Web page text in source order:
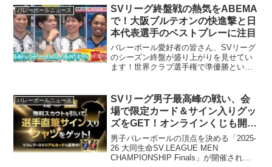
の動画は、バレーボール初心者から観戦
をより深く楽しみたい方まで、誰もがバ
レーボールの魅力を再発見し、プレーへ
の意欲を高めるきっかけとなるでしょ
う。
バレーボールニュース
SVリーグ終盤戦の熱気をABEMA
で！大阪ブルテオンの快進撃と日
本代表選手のベストプレーに注目
バレーボール愛好者の皆さん、SVリーグ
のシーズン終盤が盛り上がりを見せてい
ます！世界クラブ選手権で準優勝という
レーやリーグ優勝への意気込みを語りま
した。日本代表選手たちの活躍は、きっ
と皆さんのプレーへの意欲を高めるは
ず！さらに、SVリーグのレギュラーシー
ズン最終戦の無料生中継情報もお届けし
ます。仲間とのバレーボールライフをさ
らに充実させるヒントが満載です！
バレーボールニュース
SVリーグ男子最高峰の戦い、会
場で限定カード＆サイン入りグッ
ズをGET！オンラインくじも開催
中！
男子バレーボールの頂点を決める「2025-
26 大同生命SV.LEAGUE MEN
CHAMPIONSHIP Finals」が開催されま